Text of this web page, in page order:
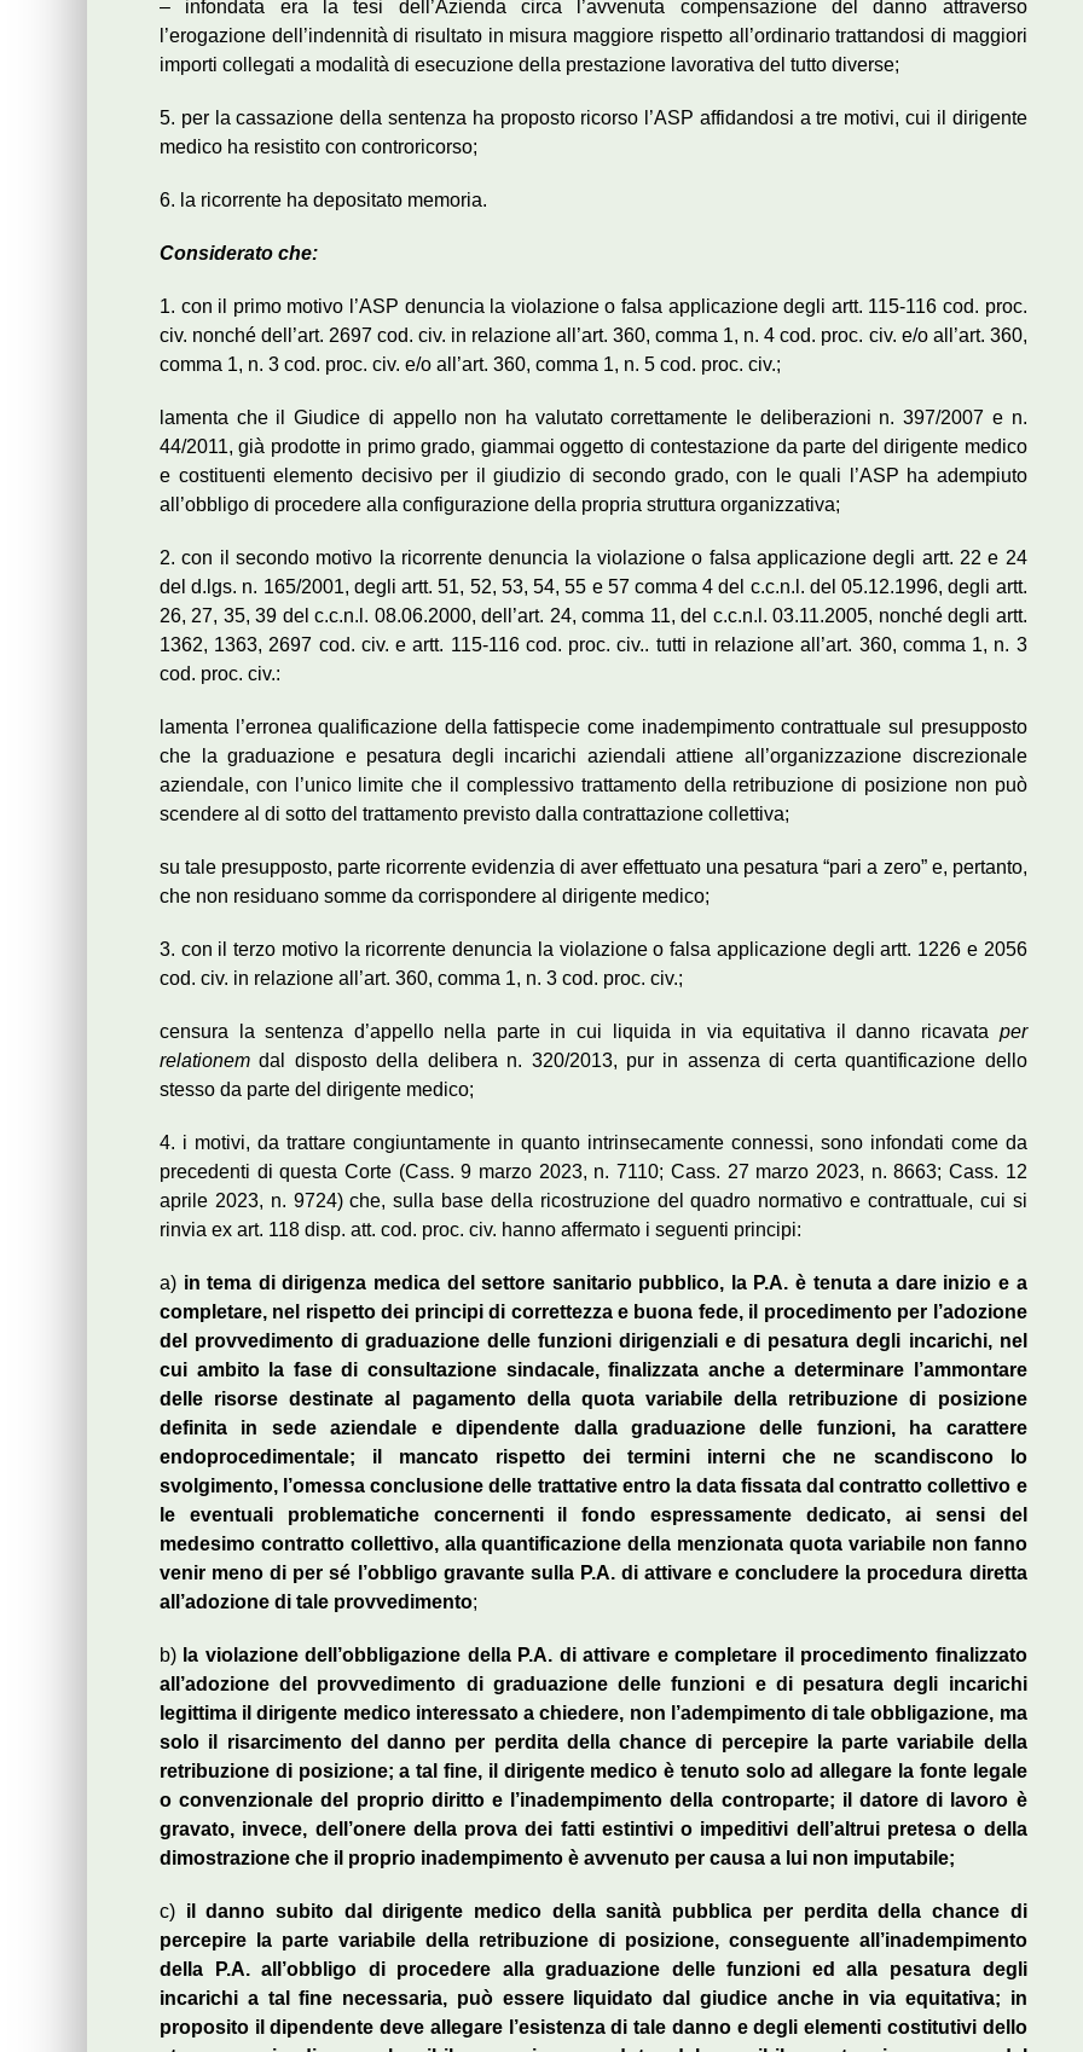
– infondata era la tesi dell’Azienda circa l’avvenuta compensazione del danno attraverso
l’erogazione dell’indennità di risultato in misura maggiore rispetto all’ordinario trattandosi di maggiori
importi collegati a modalità di esecuzione della prestazione lavorativa del tutto diverse;
5. per la cassazione della sentenza ha proposto ricorso l’ASP affidandosi a tre motivi, cui il dirigente
medico ha resistito con controricorso;
6. la ricorrente ha depositato memoria.
Considerato che:
1. con il primo motivo l’ASP denuncia la violazione o falsa applicazione degli artt. 115-116 cod. proc.
civ. nonché dell’art. 2697 cod. civ. in relazione all’art. 360, comma 1, n. 4 cod. proc. civ. e/o all’art. 360,
comma 1, n. 3 cod. proc. civ. e/o all’art. 360, comma 1, n. 5 cod. proc. civ.;
lamenta che il Giudice di appello non ha valutato correttamente le deliberazioni n. 397/2007 e n.
44/2011, già prodotte in primo grado, giammai oggetto di contestazione da parte del dirigente medico
e costituenti elemento decisivo per il giudizio di secondo grado, con le quali l’ASP ha adempiuto
all’obbligo di procedere alla configurazione della propria struttura organizzativa;
2. con il secondo motivo la ricorrente denuncia la violazione o falsa applicazione degli artt. 22 e 24
del d.lgs. n. 165/2001, degli artt. 51, 52, 53, 54, 55 e 57 comma 4 del c.c.n.l. del 05.12.1996, degli artt.
26, 27, 35, 39 del c.c.n.l. 08.06.2000, dell’art. 24, comma 11, del c.c.n.l. 03.11.2005, nonché degli artt.
1362, 1363, 2697 cod. civ. e artt. 115-116 cod. proc. civ.. tutti in relazione all’art. 360, comma 1, n. 3
cod. proc. civ.:
lamenta l’erronea qualificazione della fattispecie come inadempimento contrattuale sul presupposto
che la graduazione e pesatura degli incarichi aziendali attiene all’organizzazione discrezionale
aziendale, con l’unico limite che il complessivo trattamento della retribuzione di posizione non può
scendere al di sotto del trattamento previsto dalla contrattazione collettiva;
su tale presupposto, parte ricorrente evidenzia di aver effettuato una pesatura “pari a zero” e, pertanto,
che non residuano somme da corrispondere al dirigente medico;
3. con il terzo motivo la ricorrente denuncia la violazione o falsa applicazione degli artt. 1226 e 2056
cod. civ. in relazione all’art. 360, comma 1, n. 3 cod. proc. civ.;
censura la sentenza d’appello nella parte in cui liquida in via equitativa il danno ricavata per
relationem dal disposto della delibera n. 320/2013, pur in assenza di certa quantificazione dello
stesso da parte del dirigente medico;
4. i motivi, da trattare congiuntamente in quanto intrinsecamente connessi, sono infondati come da
precedenti di questa Corte (Cass. 9 marzo 2023, n. 7110; Cass. 27 marzo 2023, n. 8663; Cass. 12
aprile 2023, n. 9724) che, sulla base della ricostruzione del quadro normativo e contrattuale, cui si
rinvia ex art. 118 disp. att. cod. proc. civ. hanno affermato i seguenti principi:
a) in tema di dirigenza medica del settore sanitario pubblico, la P.A. è tenuta a dare inizio e a
completare, nel rispetto dei principi di correttezza e buona fede, il procedimento per l’adozione
del provvedimento di graduazione delle funzioni dirigenziali e di pesatura degli incarichi, nel
cui ambito la fase di consultazione sindacale, finalizzata anche a determinare l’ammontare
delle risorse destinate al pagamento della quota variabile della retribuzione di posizione
definita in sede aziendale e dipendente dalla graduazione delle funzioni, ha carattere
endoprocedimentale; il mancato rispetto dei termini interni che ne scandiscono lo
svolgimento, l’omessa conclusione delle trattative entro la data fissata dal contratto collettivo e
le eventuali problematiche concernenti il fondo espressamente dedicato, ai sensi del
medesimo contratto collettivo, alla quantificazione della menzionata quota variabile non fanno
venir meno di per sé l’obbligo gravante sulla P.A. di attivare e concludere la procedura diretta
all’adozione di tale provvedimento;
b) la violazione dell’obbligazione della P.A. di attivare e completare il procedimento finalizzato
all’adozione del provvedimento di graduazione delle funzioni e di pesatura degli incarichi
legittima il dirigente medico interessato a chiedere, non l’adempimento di tale obbligazione, ma
solo il risarcimento del danno per perdita della chance di percepire la parte variabile della
retribuzione di posizione; a tal fine, il dirigente medico è tenuto solo ad allegare la fonte legale
o convenzionale del proprio diritto e l’inadempimento della controparte; il datore di lavoro è
gravato, invece, dell’onere della prova dei fatti estintivi o impeditivi dell’altrui pretesa o della
dimostrazione che il proprio inadempimento è avvenuto per causa a lui non imputabile;
c) il danno subito dal dirigente medico della sanità pubblica per perdita della chance di
percepire la parte variabile della retribuzione di posizione, conseguente all’inadempimento
della P.A. all’obbligo di procedere alla graduazione delle funzioni ed alla pesatura degli
incarichi a tal fine necessaria, può essere liquidato dal giudice anche in via equitativa; in
proposito il dipendente deve allegare l’esistenza di tale danno e degli elementi costitutivi dello